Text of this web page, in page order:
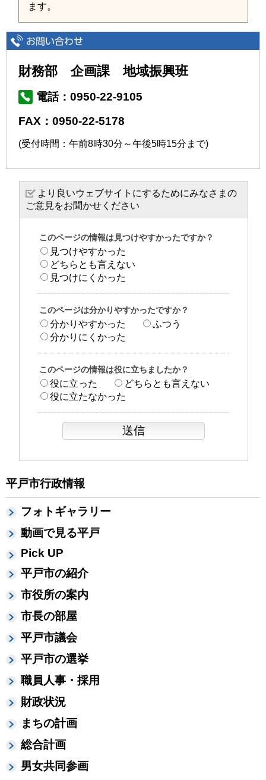
平戸市行政情報
フォトギャラリー
動画で見る平戸
Pick UP
平戸市の紹介
市役所の案内
市長の部屋
平戸市議会
平戸市の選挙
職員人事・採用
財政状況
まちの計画
総合計画
男女共同参画
ます。
財務部 企画課 地域振興班
電話：0950-22-9105
FAX：0950-22-5178
(受付時間：午前8時30分～午後5時15分まで)
より良いウェブサイトにするためにみなさまの
ご意見をお聞かせください
このページの情報は見つけやすかったですか？
見つけやすかった
どちらとも言えない
見つけにくかった
このページは分かりやすかったですか？
分かりやすかった
ふつう
分かりにくかった
このページの情報は役に立ちましたか？
役に立った
どちらとも言えない
役に立たなかった